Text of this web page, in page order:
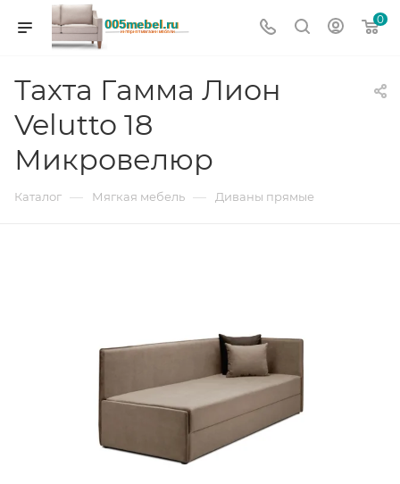
0
Тахта Гамма Лион
Velutto 18
Микровелюр
Каталог — Мягкая мебель — Диваны прямые